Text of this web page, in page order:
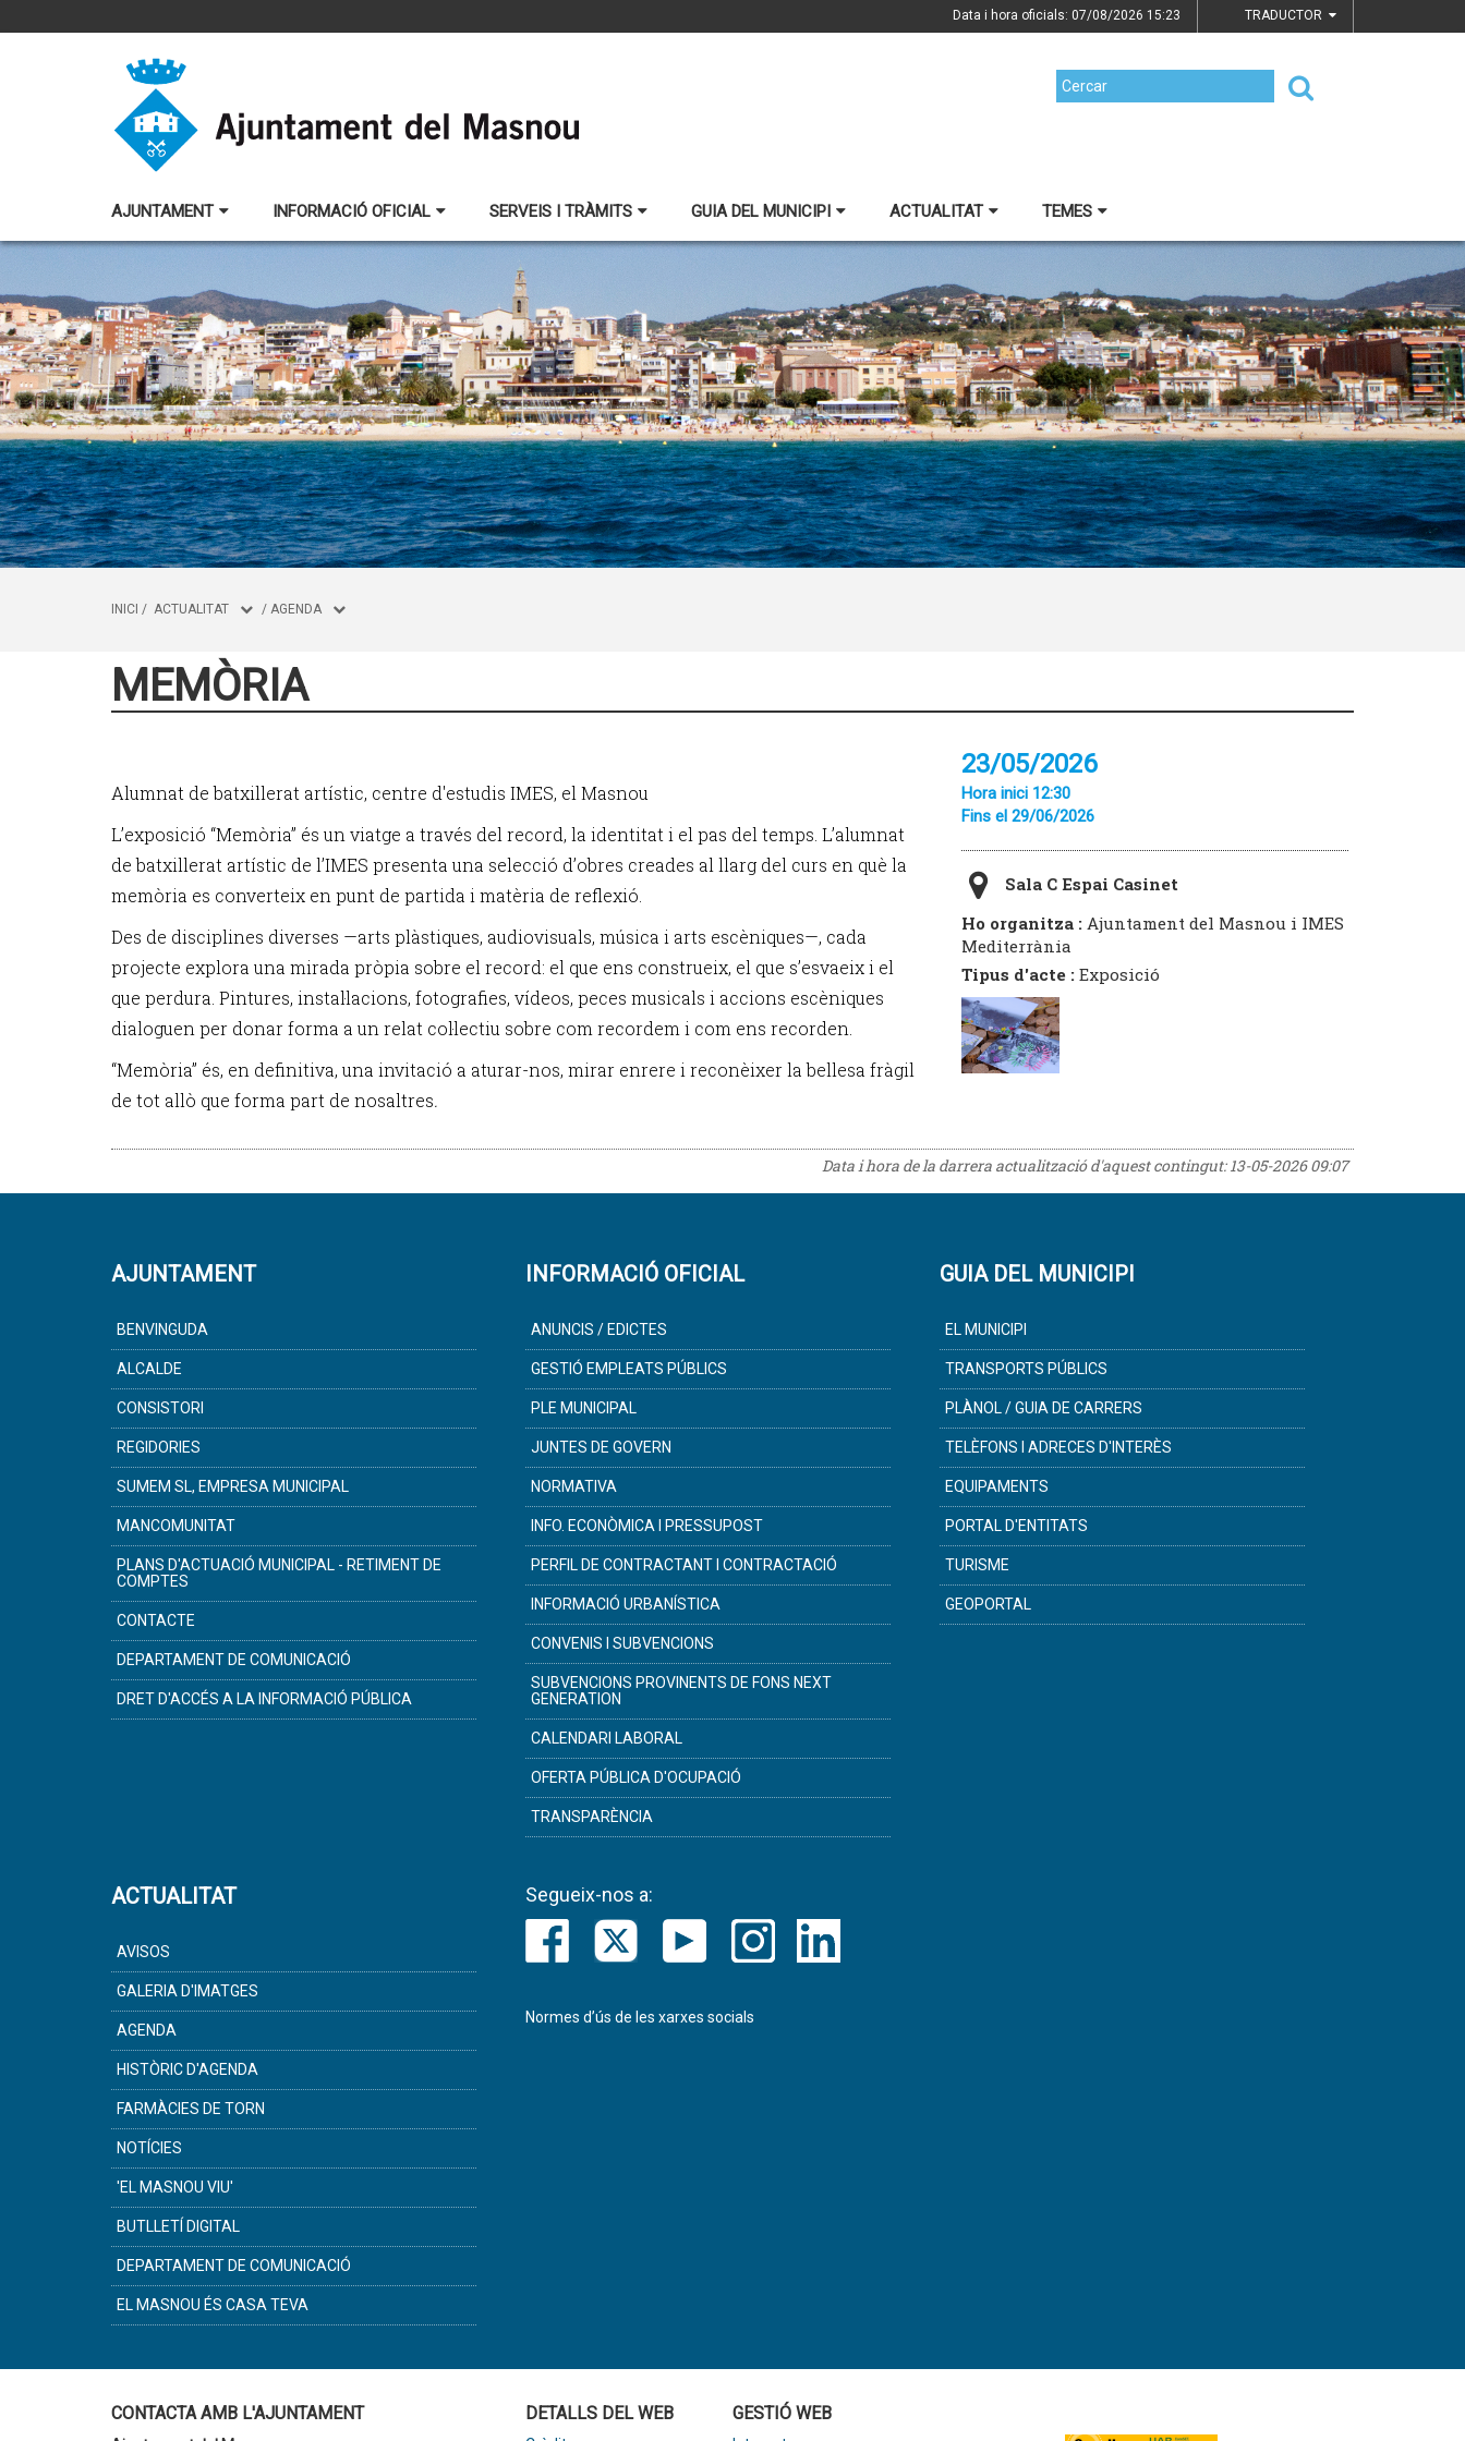
Data i hora oficials: 07/08/2026 15:23 TRADUCTOR
AJUNTAMENT INFORMACIÓ OFICIAL SERVEIS I TRÀMITS GUIA DEL MUNICIPI ACTUALITAT TEMES
INICI / ACTUALITAT / AGENDA
MEMÒRIA
Alumnat de batxillerat artístic, centre d'estudis IMES, el Masnou
L’exposició “Memòria” és un viatge a través del record, la identitat i el pas del temps. L’alumnat
de batxillerat artístic de l’IMES presenta una selecció d’obres creades al llarg del curs en què la
memòria es converteix en punt de partida i matèria de reflexió.
Des de disciplines diverses —arts plàstiques, audiovisuals, música i arts escèniques—, cada
projecte explora una mirada pròpia sobre el record: el que ens construeix, el que s’esvaeix i el
que perdura. Pintures, instal·lacions, fotografies, vídeos, peces musicals i accions escèniques
dialoguen per donar forma a un relat col·lectiu sobre com recordem i com ens recorden.
“Memòria” és, en definitiva, una invitació a aturar-nos, mirar enrere i reconèixer la bellesa fràgil
de tot allò que forma part de nosaltres.
23/05/2026
Hora inici 12:30
Fins el 29/06/2026
Sala C Espai Casinet
Ho organitza : Ajuntament del Masnou i IMES
Mediterrània
Tipus d'acte : Exposició
Data i hora de la darrera actualització d'aquest contingut:13-05-2026 09:07
AJUNTAMENT
BENVINGUDA
ALCALDE
CONSISTORI
REGIDORIES
SUMEM SL, EMPRESA MUNICIPAL
MANCOMUNITAT
PLANS D'ACTUACIÓ MUNICIPAL - RETIMENT DE
COMPTES
CONTACTE
DEPARTAMENT DE COMUNICACIÓ
DRET D'ACCÉS A LA INFORMACIÓ PÚBLICA
INFORMACIÓ OFICIAL
ANUNCIS / EDICTES
GESTIÓ EMPLEATS PÚBLICS
PLE MUNICIPAL
JUNTES DE GOVERN
NORMATIVA
INFO. ECONÒMICA I PRESSUPOST
PERFIL DE CONTRACTANT I CONTRACTACIÓ
INFORMACIÓ URBANÍSTICA
CONVENIS I SUBVENCIONS
SUBVENCIONS PROVINENTS DE FONS NEXT
GENERATION
CALENDARI LABORAL
OFERTA PÚBLICA D'OCUPACIÓ
TRANSPARÈNCIA
GUIA DEL MUNICIPI
EL MUNICIPI
TRANSPORTS PÚBLICS
PLÀNOL / GUIA DE CARRERS
TELÈFONS I ADRECES D'INTERÈS
EQUIPAMENTS
PORTAL D'ENTITATS
TURISME
GEOPORTAL
ACTUALITAT
AVISOS
GALERIA D'IMATGES
AGENDA
HISTÒRIC D'AGENDA
FARMÀCIES DE TORN
NOTÍCIES
'EL MASNOU VIU'
BUTLLETÍ DIGITAL
DEPARTAMENT DE COMUNICACIÓ
EL MASNOU ÉS CASA TEVA
Segueix-nos a:
Normes d’ús de les xarxes socials
CONTACTA AMB L'AJUNTAMENT DETALLS DEL WEB GESTIÓ WEB